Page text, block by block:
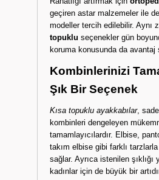
geçiren astar malzemeler ile
modeller tercih edilebilir. Aynı
topuklu seçenekler gün
koruma konusunda da avantaj
Kombinlerinizi
Şık Bir Seçenek
Kısa topuklu ayakkabılar,
kombinleri dengeleyen
tamamlayıcılardır. Elbise,
takım elbise gibi farklı
sağlar. Ayrıca istenilen
kadınlar için de büyük bir